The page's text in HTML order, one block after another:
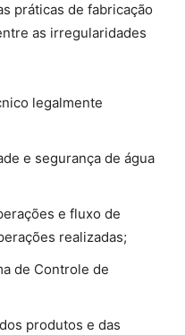
práticas de fabricação
as irregularidades
legalmente
e segurança de água
e fluxo de
realizadas;
de Controle de
produtos e das